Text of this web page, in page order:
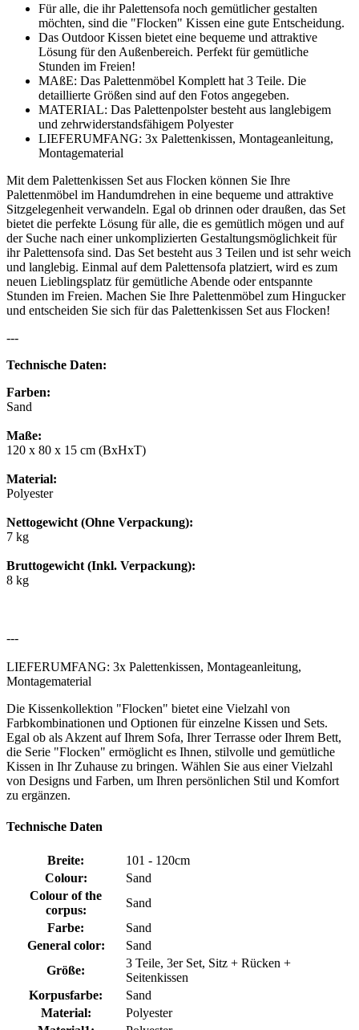
Für alle, die ihr Palettensofa noch gemütlicher gestalten
möchten, sind die "Flocken" Kissen eine gute Entscheidung.
Das Outdoor Kissen bietet eine bequeme und attraktive
Lösung für den Außenbereich. Perfekt für gemütliche
Stunden im Freien!
MAßE: Das Palettenmöbel Komplett hat 3 Teile. Die
detaillierte Größen sind auf den Fotos angegeben.
MATERIAL: Das Palettenpolster besteht aus langlebigem
und zehrwiderstandsfähigem Polyester
LIEFERUMFANG: 3x Palettenkissen, Montageanleitung,
Montagematerial
Mit dem Palettenkissen Set aus Flocken können Sie Ihre
Palettenmöbel im Handumdrehen in eine bequeme und attraktive
Sitzgelegenheit verwandeln. Egal ob drinnen oder draußen, das Set
bietet die perfekte Lösung für alle, die es gemütlich mögen und auf
der Suche nach einer unkomplizierten Gestaltungsmöglichkeit für
ihr Palettensofa sind. Das Set besteht aus 3 Teilen und ist sehr weich
und langlebig. Einmal auf dem Palettensofa platziert, wird es zum
neuen Lieblingsplatz für gemütliche Abende oder entspannte
Stunden im Freien. Machen Sie Ihre Palettenmöbel zum Hingucker
und entscheiden Sie sich für das Palettenkissen Set aus Flocken!
---
Technische Daten:
Farben:
Sand
Maße:
120 x 80 x 15 cm (BxHxT)
Material:
Polyester
Nettogewicht (Ohne Verpackung):
7 kg
Bruttogewicht (Inkl. Verpackung):
8 kg
---
LIEFERUMFANG: 3x Palettenkissen, Montageanleitung,
Montagematerial
Die Kissenkollektion "Flocken" bietet eine Vielzahl von
Farbkombinationen und Optionen für einzelne Kissen und Sets.
Egal ob als Akzent auf Ihrem Sofa, Ihrer Terrasse oder Ihrem Bett,
die Serie "Flocken" ermöglicht es Ihnen, stilvolle und gemütliche
Kissen in Ihr Zuhause zu bringen. Wählen Sie aus einer Vielzahl
von Designs und Farben, um Ihren persönlichen Stil und Komfort
zu ergänzen.
Technische Daten
Breite:
101 - 120cm
Colour:
Sand
Colour of the
corpus:
Sand
Farbe:
Sand
General color:
Sand
Größe:
3 Teile, 3er Set, Sitz + Rücken +
Seitenkissen
Korpusfarbe:
Sand
Material:
Polyester